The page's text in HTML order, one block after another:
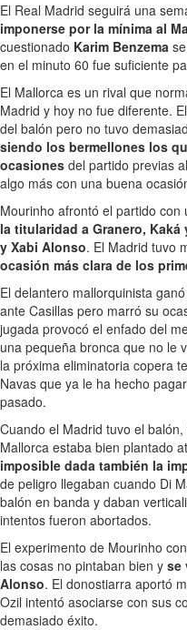
El Real Madrid seguirá una
imponerse por la mínima al
cuestionado Karim Benzema
en el minuto 60 fue suficiente
El Mallorca es un rival que
Madrid y hoy no fue diferente.
del balón pero no tuvo
siendo los bermellones los
ocasiones del partido previas
algo más con una buena
Mourinho afrontó el partido
la titularidad a Granero,
y Xabi Alonso. El Madrid tuvo
ocasión más clara de los
El delantero mallorquinista
ante Casillas pero marró su
jugada provocó el enfado del
una pequeña bronca que no le
la próxima eliminatoria copera
Navas que ya le ha hecho
pasado.
Cuando el Madrid tuvo el
Mallorca estaba bien plantado
imposible dada también la
de peligro llegaban cuando Di
balón en banda y daban
intentos fueron abortados.
El experimento de Mourinho
las cosas no pintaban bien y se
Alonso. El donostiarra aportó
Ozil intentó asociarse con sus
demasiado éxito.